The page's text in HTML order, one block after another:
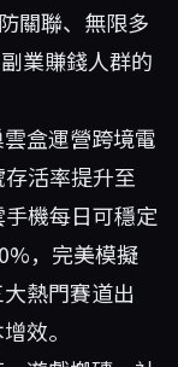
關聯、無限多
業賺錢人群的
盒運營跨境電
活率提升至
機每日可穩定
，完美模擬
熱門賽道出
效。